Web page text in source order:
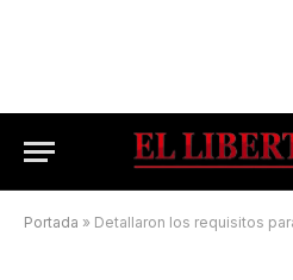
Portada » Detallaron los requisitos para la vuelta